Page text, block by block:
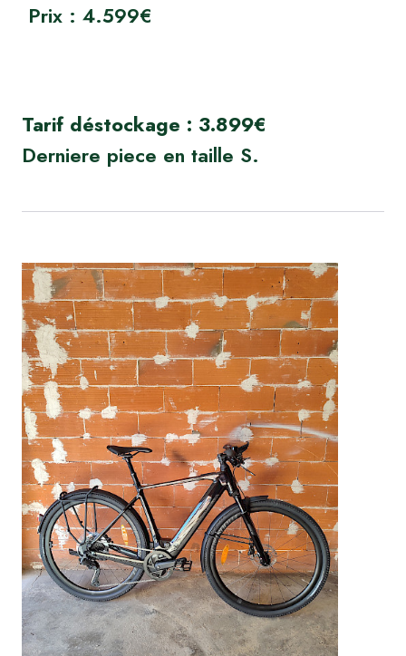
Prix : 4.599€
Tarif déstockage : 3.899€
Derniere piece en taille S.